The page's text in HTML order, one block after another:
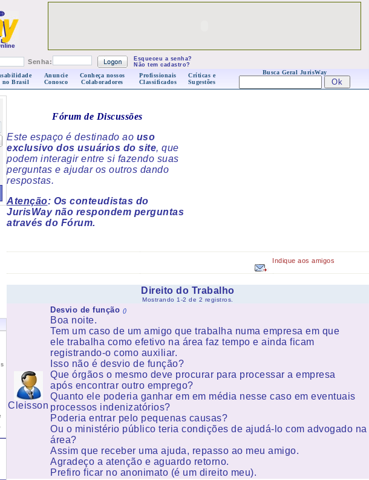
Senha:
Esqueceu a senha?
Não tem cadastro?
no Brasil
Anuncie
Conosco
Conheça nossos
Colaboradores
Profissionais
Classificados
Críticas e
Sugestões
Busca Geral JurisWay
Fórum de Discussões
Este espaço é destinado ao uso
exclusivo dos usuários do site, que
podem interagir entre si fazendo suas
perguntas e ajudar os outros dando
respostas.
Atenção: Os conteudistas do
JurisWay não respondem perguntas
através do Fórum.
Indique aos amigos
Direito do Trabalho
Mostrando 1-2 de 2 registros.
Cleisson
Desvio de função ()
Boa noite.
Tem um caso de um amigo que trabalha numa empresa em que
ele trabalha como efetivo na área faz tempo e ainda ficam
registrando-o como auxiliar.
Isso não é desvio de função?
Que órgãos o mesmo deve procurar para processar a empresa
após encontrar outro emprego?
Quanto ele poderia ganhar em em média nesse caso em eventuais
processos indenizatórios?
Poderia entrar pelo pequenas causas?
Ou o ministério público teria condições de ajudá-lo com advogado na
área?
Assim que receber uma ajuda, repasso ao meu amigo.
Agradeço a atenção e aguardo retorno.
Prefiro ficar no anonimato (é um direito meu).